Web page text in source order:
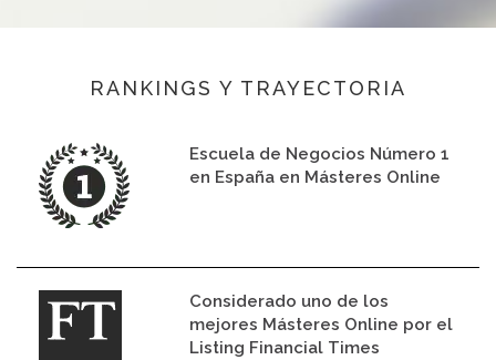
RANKINGS Y TRAYECTORIA
Escuela de Negocios Número 1
en España en Másteres Online
Considerado uno de los
mejores Másteres Online por el
Listing Financial Times